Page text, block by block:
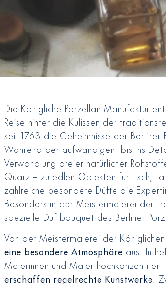
Die Königliche Porzellan-Manufaktur
Reise hinter die Kulissen der
seit 1763 die Geheimnisse der Berliner
Während der aufwändigen, bis ins
Verwandlung dreier natürlicher
Quarz – zu edlen Objekten für Tisch,
zahlreiche besondere Düfte die
Besonders in der Meistermalerei der
spezielle Duftbouquet des Berliner
Von der Meistermalerei der
eine besondere Atmosphäre aus: In
Malerinnen und Maler
erschaffen regelrechte Kunstwerke.